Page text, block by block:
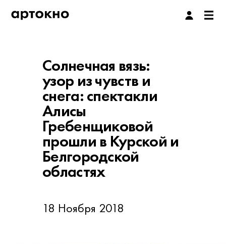
Солнечная вязь:
узор из чувств и
снега: спектакли
Алисы
Гребенщиковой
прошли в Курской и
Белгородской
областях
18 Ноября 2018